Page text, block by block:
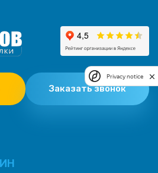
Заказать звонок
Privacy notice